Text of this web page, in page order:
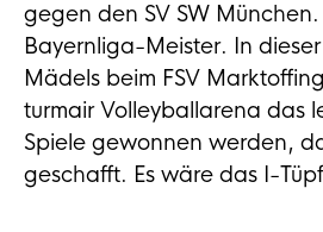
gegen den SV SW
Bayernliga-Meister. In
Mädels beim FSV
turmair Volleyballarena das
Spiele gewonnen werden,
geschafft. Es wäre das I-